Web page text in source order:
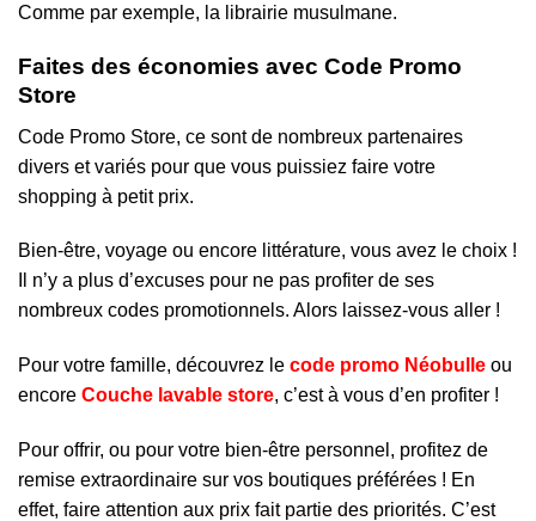
Comme par exemple, la librairie musulmane.
Faites des économies avec Code Promo
Store
Code Promo Store, ce sont de nombreux partenaires
divers et variés pour que vous puissiez faire votre
shopping à petit prix.
Bien-être, voyage ou encore littérature, vous avez le choix !
Il n’y a plus d’excuses pour ne pas profiter de ses
nombreux codes promotionnels. Alors laissez-vous aller !
Pour votre famille, découvrez le code promo Néobulle ou
encore Couche lavable store, c’est à vous d’en profiter !
Pour offrir, ou pour votre bien-être personnel, profitez de
remise extraordinaire sur vos boutiques préférées ! En
effet, faire attention aux prix fait partie des priorités. C’est